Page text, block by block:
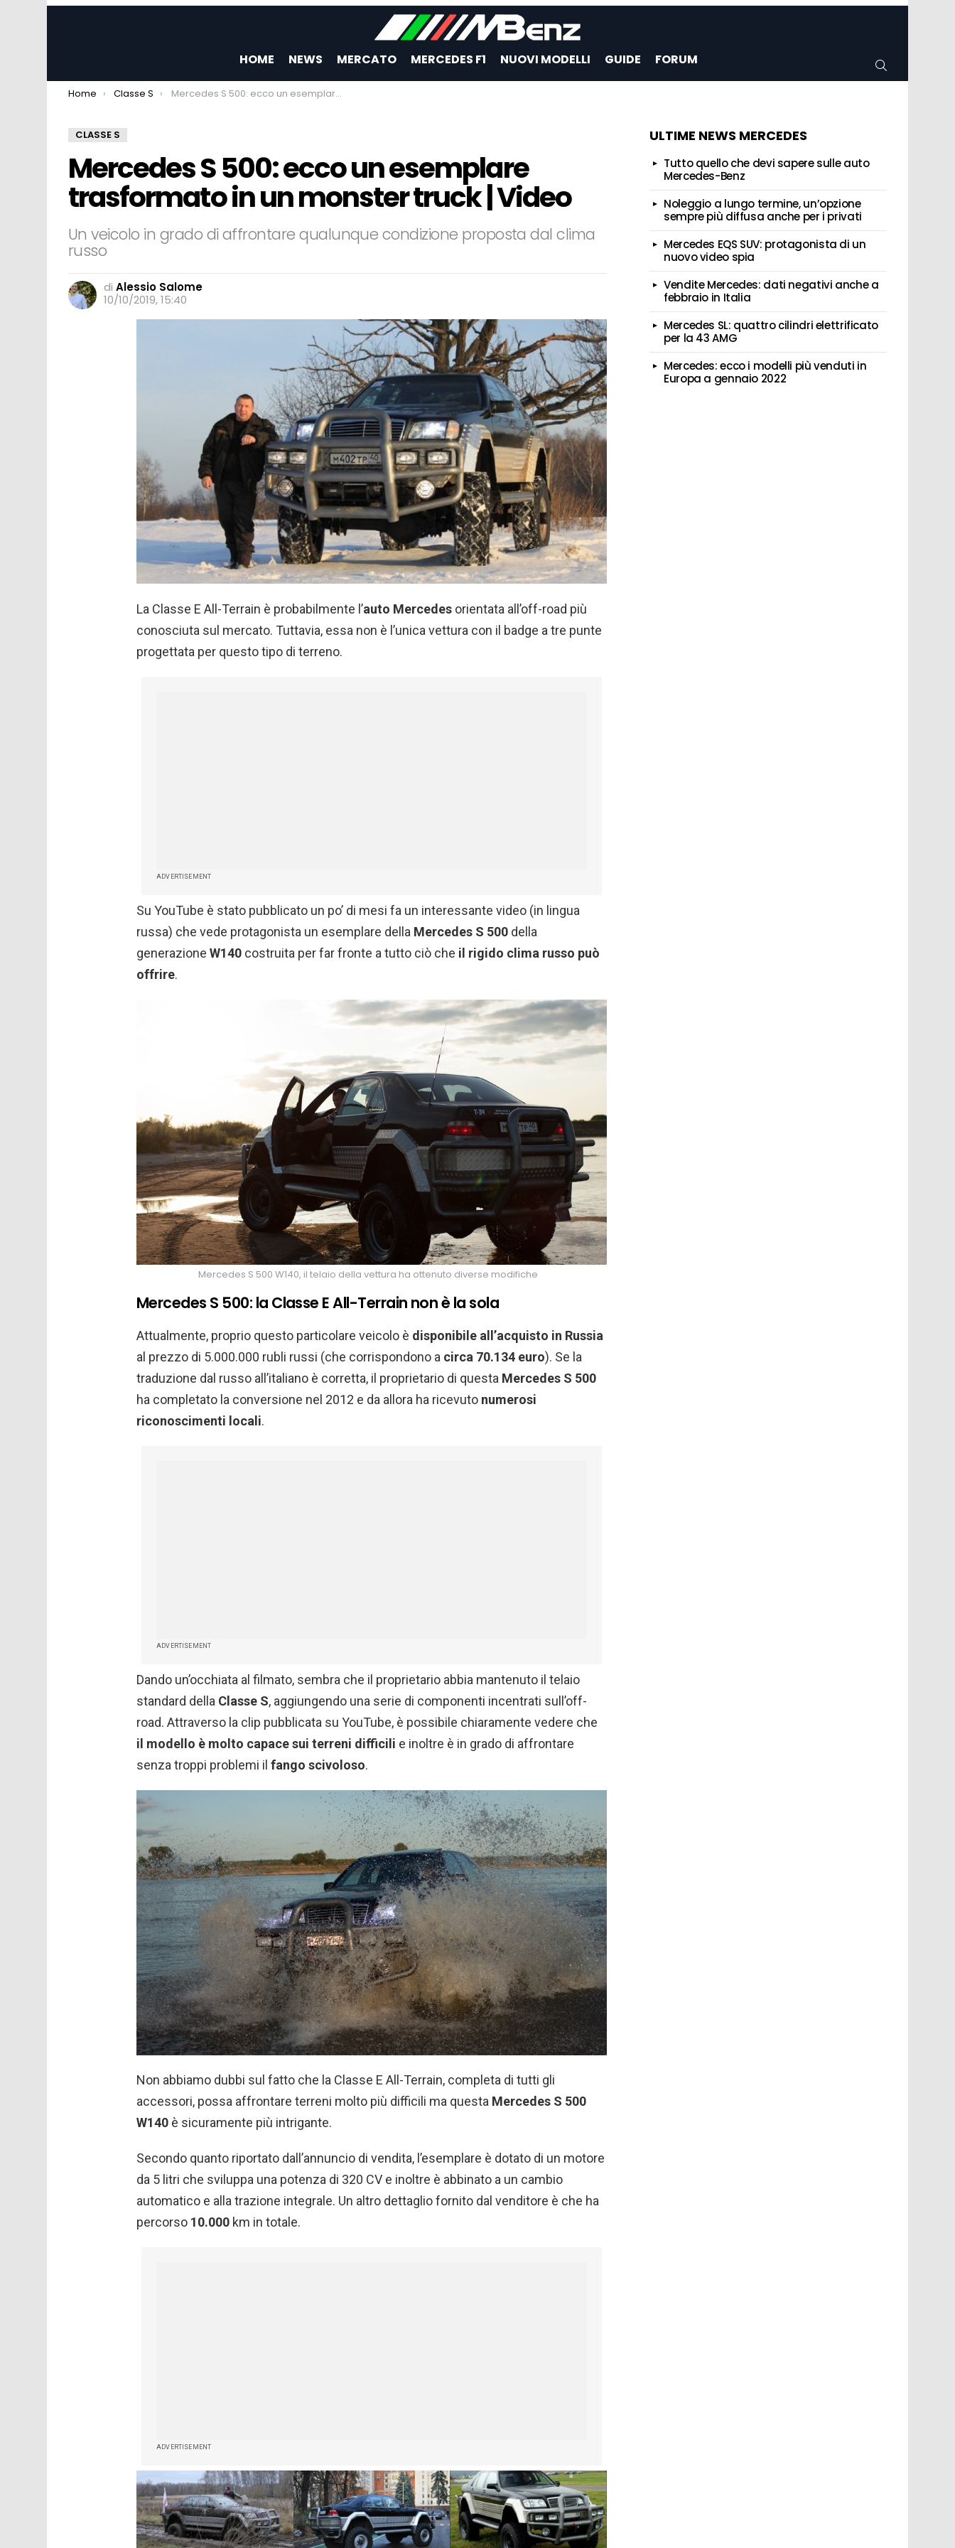
HOME NEWS MERCATO MERCEDES F1 NUOVI MODELLI GUIDE FORUM
You are here:
Home Classe S Mercedes S 500: ecco un esemplare trasformato in un monster truck | Video
CLASSE S
Mercedes S 500: ecco un esemplare
trasformato in un monster truck | Video
Un veicolo in grado di affrontare qualunque condizione proposta dal clima
russo
di Alessio Salome
10/10/2019, 15:40
La Classe E All-Terrain è probabilmente l’auto Mercedes orientata all’off-road più
conosciuta sul mercato. Tuttavia, essa non è l’unica vettura con il badge a tre punte
progettata per questo tipo di terreno.
ADVERTISEMENT
Su YouTube è stato pubblicato un po’ di mesi fa un interessante video (in lingua
russa) che vede protagonista un esemplare della Mercedes S 500 della
generazione W140 costruita per far fronte a tutto ciò che il rigido clima russo può
offrire.
Mercedes S 500 W140, il telaio della vettura ha ottenuto diverse modifiche
Mercedes S 500: la Classe E All-Terrain non è la sola
Attualmente, proprio questo particolare veicolo è disponibile all’acquisto in Russia
al prezzo di 5.000.000 rubli russi (che corrispondono a circa 70.134 euro). Se la
traduzione dal russo all’italiano è corretta, il proprietario di questa Mercedes S 500
ha completato la conversione nel 2012 e da allora ha ricevuto numerosi
riconoscimenti locali.
ADVERTISEMENT
Dando un’occhiata al filmato, sembra che il proprietario abbia mantenuto il telaio
standard della Classe S, aggiungendo una serie di componenti incentrati sull’off-
road. Attraverso la clip pubblicata su YouTube, è possibile chiaramente vedere che
il modello è molto capace sui terreni difficili e inoltre è in grado di affrontare
senza troppi problemi il fango scivoloso.
Non abbiamo dubbi sul fatto che la Classe E All-Terrain, completa di tutti gli
accessori, possa affrontare terreni molto più difficili ma questa Mercedes S 500
W140 è sicuramente più intrigante.
Secondo quanto riportato dall’annuncio di vendita, l’esemplare è dotato di un motore
da 5 litri che sviluppa una potenza di 320 CV e inoltre è abbinato a un cambio
automatico e alla trazione integrale. Un altro dettaglio fornito dal venditore è che ha
percorso 10.000 km in totale.
ADVERTISEMENT
ULTIME NEWS MERCEDES
Tutto quello che devi sapere sulle auto
Mercedes-Benz
Noleggio a lungo termine, un’opzione
sempre più diffusa anche per i privati
Mercedes EQS SUV: protagonista di un
nuovo video spia
Vendite Mercedes: dati negativi anche a
febbraio in Italia
Mercedes SL: quattro cilindri elettrificato
per la 43 AMG
Mercedes: ecco i modelli più venduti in
Europa a gennaio 2022